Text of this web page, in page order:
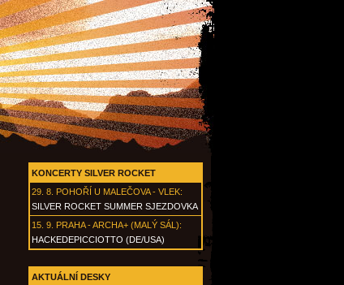
KONCERTY SILVER ROCKET
29. 8. POHOŘÍ U MALEČOVA - VLEK:
SILVER ROCKET SUMMER SJEZDOVKA
15. 9. PRAHA - ARCHA+ (MALÝ SÁL):
HACKEDEPICCIOTTO (DE/USA)
AKTUÁLNÍ DESKY